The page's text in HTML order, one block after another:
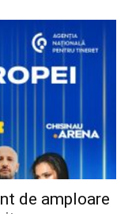
de amploare